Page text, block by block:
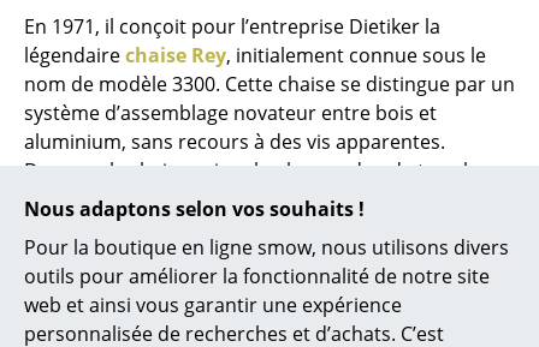
Nous adaptons selon vos souhaits !
Pour la boutique en ligne smow, nous utilisons divers
outils pour améliorer la fonctionnalité de notre site
web et ainsi vous garantir une expérience
personnalisée de recherches et d’achats. C’est
Lits simples
Lits empilables
Lits enfants
... voir tous les lits
Accessoires
Horloges
En 1971, il conçoit pour l’entreprise Dietiker la
légendairechaise Rey, initialement connue sous le
nom de modèle 3300. Cette chaise se distingue par un
système d’assemblage novateur entre bois et
aluminium, sans recours à des vis apparentes.
Devenue la chaise suisse la plus vendue de tous les
temps, elle s’est imposée à l’échelle mondiale,
notamment dans les espaces publics, avec plusieurs
millions d’exemplaires écoulés.
Entre 1970 et 1979, Bruno Rey dessine également des
meubles pour le fabricant allemand Kusch+Co. À